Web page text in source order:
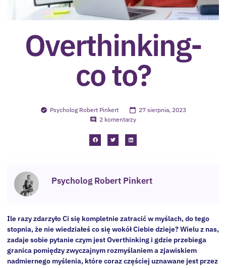
Overthinking-
co to?
Psycholog Robert Pinkert
27 sierpnia, 2023
2 komentarzy
Psycholog Robert Pinkert
Ile razy zdarzyło Ci się kompletnie zatracić w myślach, do tego
stopnia, że nie wiedziałeś co się wokół Ciebie dzieje? Wielu z nas,
zadaje sobie pytanie czym jest Overthinking i gdzie przebiega
granica pomiędzy zwyczajnym rozmyślaniem a zjawiskiem
nadmiernego myślenia, które coraz częściej uznawane jest przez